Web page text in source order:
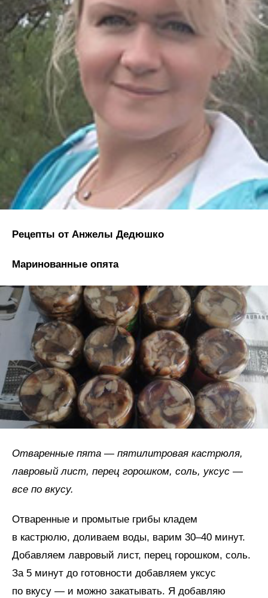
Рецепты от Анжелы Дедюшко
Маринованные опята
Отваренные пята — пятилитровая кастрюля,
лавровый лист, перец горошком, соль, уксус —
все по вкусу.
Отваренные и промытые грибы кладем
в кастрюлю, доливаем воды, варим 30–40 минут.
Добавляем лавровый лист, перец горошком, соль.
За 5 минут до готовности добавляем уксус
по вкусу — и можно закатывать. Я добавляю